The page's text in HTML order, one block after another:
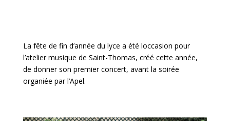
La fête de fin d’année du lyce a été loccasion pour
l’atelier musique de Saint-Thomas, créé cette année,
de donner son premier concert, avant la soirée
organiée par l’Apel.